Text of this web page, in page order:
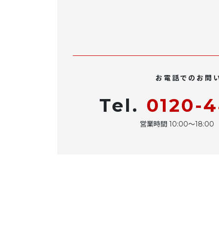
お電話でのお問
Tel. 0120-
営業時間 10:00〜18:00